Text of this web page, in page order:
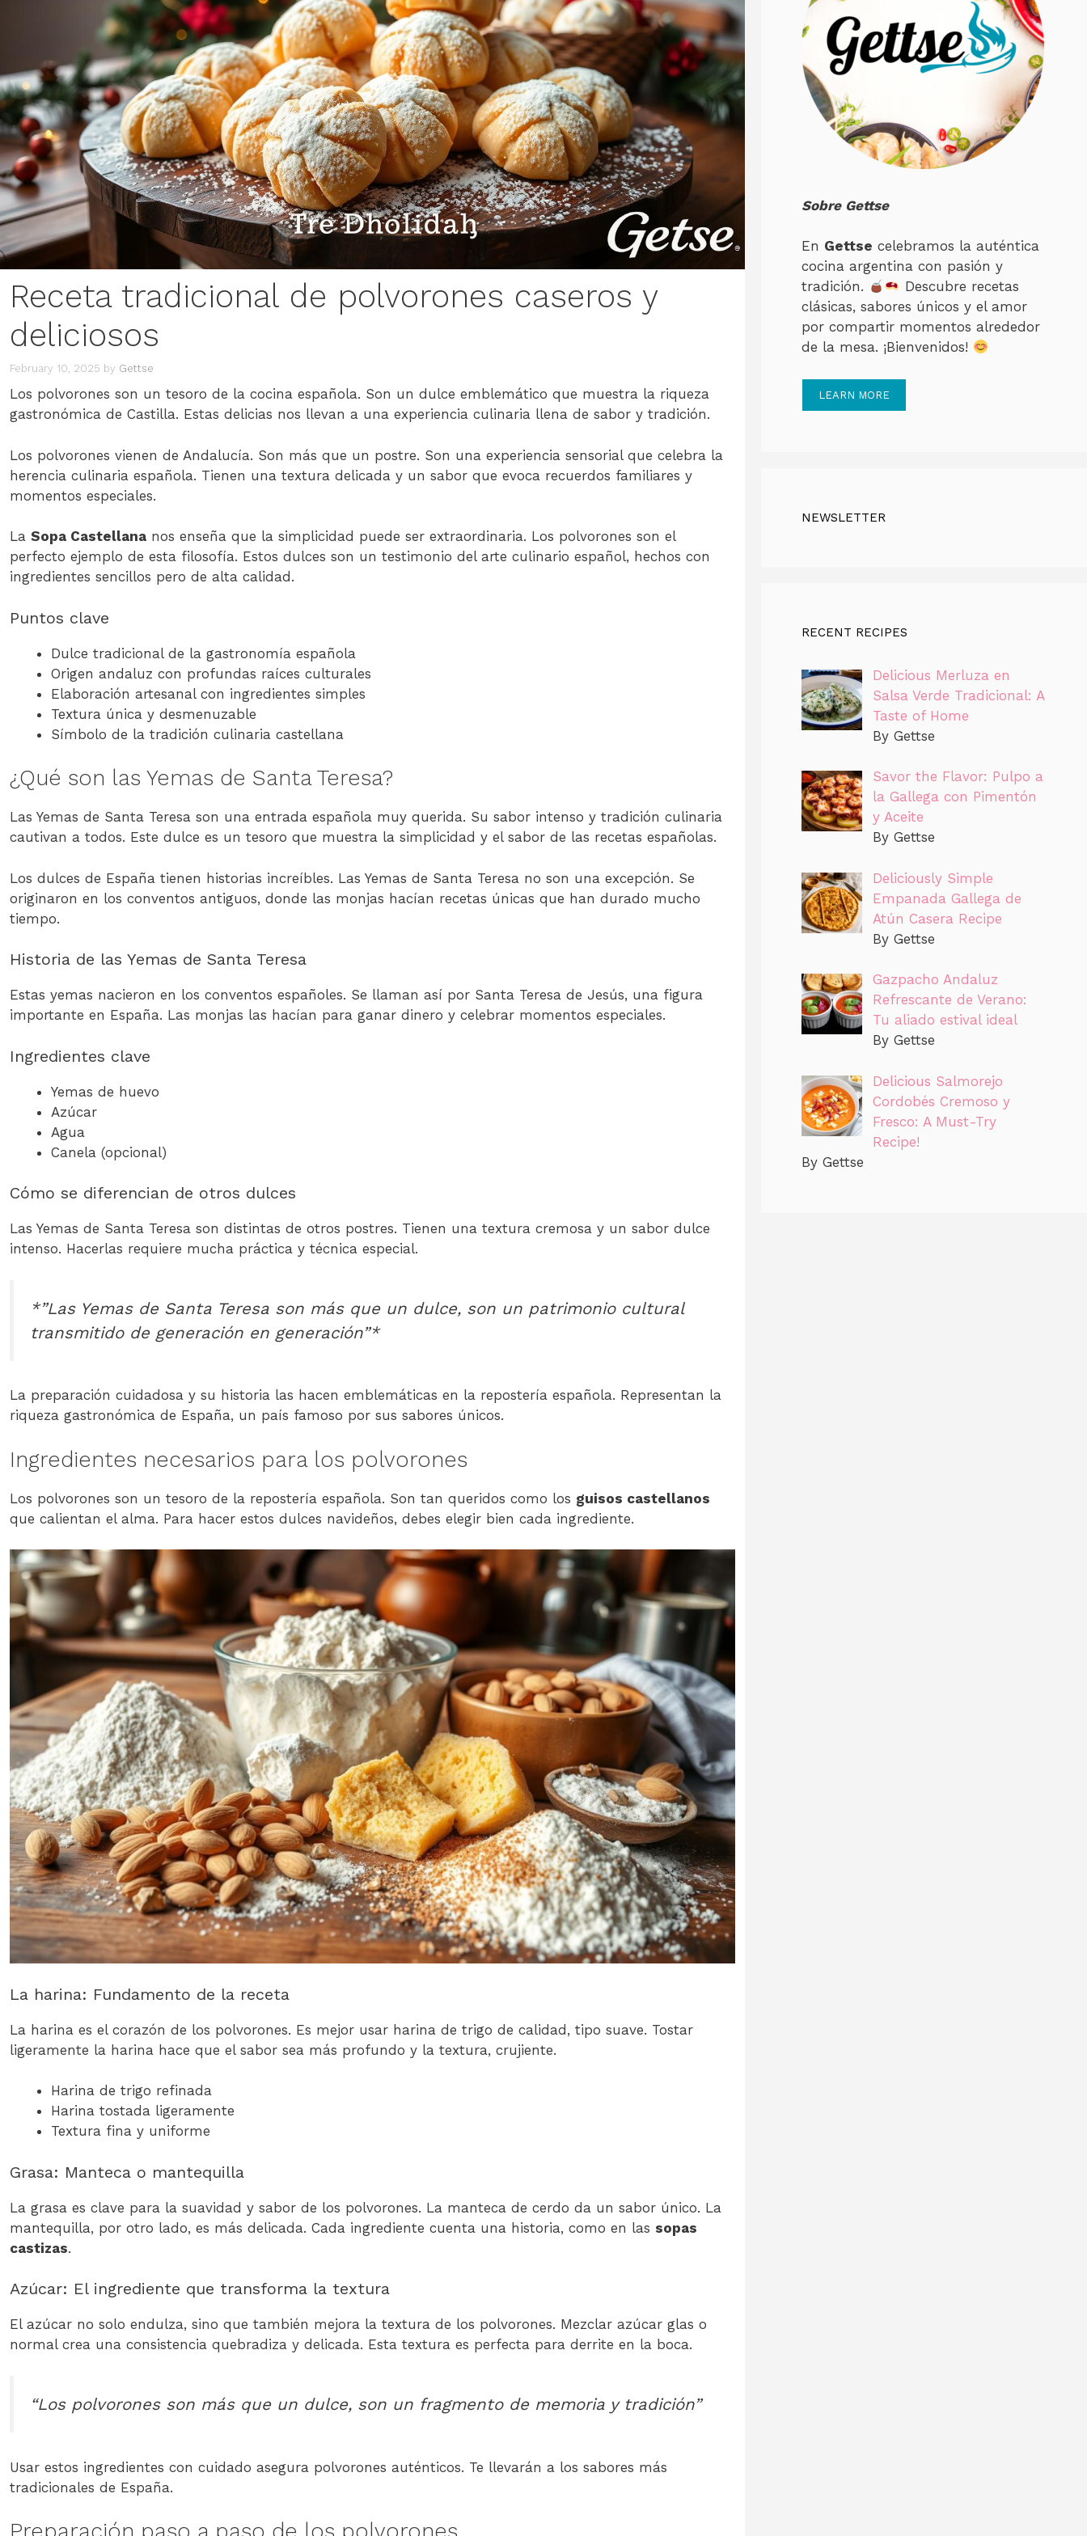
Receta tradicional de polvorones caseros y
deliciosos
February 10, 2025 by Gettse
Los polvorones son un tesoro de la cocina española. Son un dulce emblemático que muestra la riqueza
gastronómica de Castilla. Estas delicias nos llevan a una experiencia culinaria llena de sabor y tradición.
Los polvorones vienen de Andalucía. Son más que un postre. Son una experiencia sensorial que celebra la
herencia culinaria española. Tienen una textura delicada y un sabor que evoca recuerdos familiares y
momentos especiales.
La Sopa Castellana nos enseña que la simplicidad puede ser extraordinaria. Los polvorones son el
perfecto ejemplo de esta filosofía. Estos dulces son un testimonio del arte culinario español, hechos con
ingredientes sencillos pero de alta calidad.
Puntos clave
Dulce tradicional de la gastronomía española
Origen andaluz con profundas raíces culturales
Elaboración artesanal con ingredientes simples
Textura única y desmenuzable
Símbolo de la tradición culinaria castellana
¿Qué son las Yemas de Santa Teresa?
Las Yemas de Santa Teresa son una entrada española muy querida. Su sabor intenso y tradición culinaria
cautivan a todos. Este dulce es un tesoro que muestra la simplicidad y el sabor de las recetas españolas.
Los dulces de España tienen historias increíbles. Las Yemas de Santa Teresa no son una excepción. Se
originaron en los conventos antiguos, donde las monjas hacían recetas únicas que han durado mucho
tiempo.
Historia de las Yemas de Santa Teresa
Estas yemas nacieron en los conventos españoles. Se llaman así por Santa Teresa de Jesús, una figura
importante en España. Las monjas las hacían para ganar dinero y celebrar momentos especiales.
Ingredientes clave
Yemas de huevo
Azúcar
Agua
Canela (opcional)
Cómo se diferencian de otros dulces
Las Yemas de Santa Teresa son distintas de otros postres. Tienen una textura cremosa y un sabor dulce
intenso. Hacerlas requiere mucha práctica y técnica especial.
*”Las Yemas de Santa Teresa son más que un dulce, son un patrimonio cultural
transmitido de generación en generación”*
La preparación cuidadosa y su historia las hacen emblemáticas en la repostería española. Representan la
riqueza gastronómica de España, un país famoso por sus sabores únicos.
Ingredientes necesarios para los polvorones
Los polvorones son un tesoro de la repostería española. Son tan queridos como los guisos castellanos
que calientan el alma. Para hacer estos dulces navideños, debes elegir bien cada ingrediente.
La harina: Fundamento de la receta
La harina es el corazón de los polvorones. Es mejor usar harina de trigo de calidad, tipo suave. Tostar
ligeramente la harina hace que el sabor sea más profundo y la textura, crujiente.
Harina de trigo refinada
Harina tostada ligeramente
Textura fina y uniforme
Grasa: Manteca o mantequilla
La grasa es clave para la suavidad y sabor de los polvorones. La manteca de cerdo da un sabor único. La
mantequilla, por otro lado, es más delicada. Cada ingrediente cuenta una historia, como en las sopas
castizas.
Azúcar: El ingrediente que transforma la textura
El azúcar no solo endulza, sino que también mejora la textura de los polvorones. Mezclar azúcar glas o
normal crea una consistencia quebradiza y delicada. Esta textura es perfecta para derrite en la boca.
“Los polvorones son más que un dulce, son un fragmento de memoria y tradición”
Usar estos ingredientes con cuidado asegura polvorones auténticos. Te llevarán a los sabores más
tradicionales de España.
Sobre Gettse
En Gettse celebramos la auténtica
cocina argentina con pasión y
tradición.
Descubre recetas
clásicas, sabores únicos y el amor
por compartir momentos alrededor
de la mesa. ¡Bienvenidos!
LEARN MORE
NEWSLETTER
RECENT RECIPES
Delicious Merluza en
Salsa Verde Tradicional: A
Taste of Home
By Gettse
Savor the Flavor: Pulpo a
la Gallega con Pimentón
y Aceite
By Gettse
Deliciously Simple
Empanada Gallega de
Atún Casera Recipe
By Gettse
Gazpacho Andaluz
Refrescante de Verano:
Tu aliado estival ideal
By Gettse
Delicious Salmorejo
Cordobés Cremoso y
Fresco: A Must-Try
Recipe!
By Gettse